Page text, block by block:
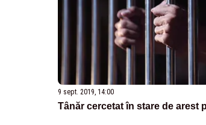
9 sept. 2019, 14:00
Tânăr cercetat în stare de arest